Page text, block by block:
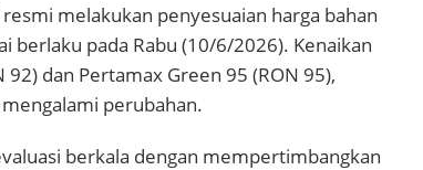
melakukan penyesuaian harga bahan
berlaku pada Rabu (10/6/2026). Kenaikan
dan Pertamax Green 95 (RON 95),
perubahan.
berkala dengan mempertimbangkan